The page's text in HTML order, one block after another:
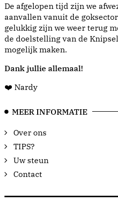
De afgelopen tijd zijn we
aanvallen vanuit de
gelukkig zijn we weer terug
de doelstelling van de
mogelijk maken.
Dank jullie allemaal!
❤️ Nardy
MEER INFORMATIE
Over ons
TIPS?
Uw steun
Contact